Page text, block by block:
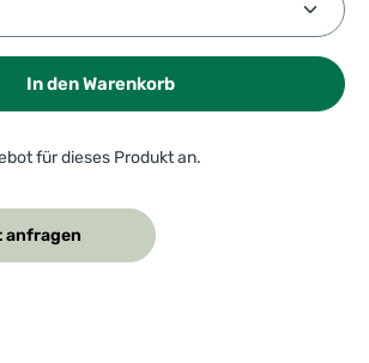
In den Warenkorb
für dieses Produkt an.
anfragen